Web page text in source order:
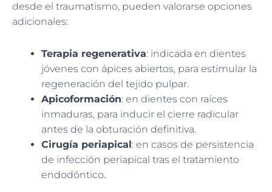
desde el traumatismo, pueden valorarse opciones
adicionales:
Terapia regenerativa: indicada en dientes
jóvenes con ápices abiertos, para estimular la
regeneración del tejido pulpar.
Apicoformación: en dientes con raíces
inmaduras, para inducir el cierre radicular
antes de la obturación definitiva.
Cirugía periapical : en casos de persistencia
de infección periapical tras el tratamiento
endodóntico.